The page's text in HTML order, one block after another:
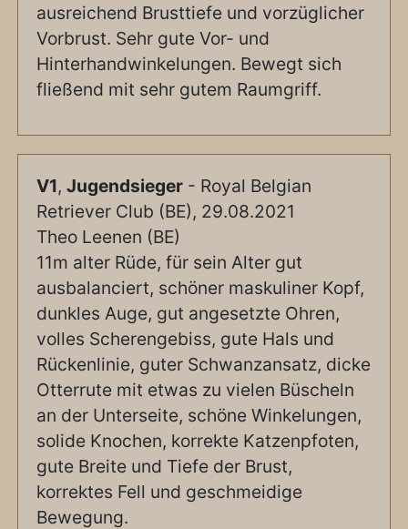
ausreichend Brusttiefe und vorzüglicher
Vorbrust. Sehr gute Vor- und
Hinterhandwinkelungen. Bewegt sich
fließend mit sehr gutem Raumgriff.
V1,Jugendsieger - Royal Belgian
Retriever Club (BE), 29.08.2021
Theo Leenen (BE)
11m alter Rüde, für sein Alter gut
ausbalanciert, schöner maskuliner Kopf,
dunkles Auge, gut angesetzte Ohren,
volles Scherengebiss, gute Hals und
Rückenlinie, guter Schwanzansatz, dicke
Otterrute mit etwas zu vielen Büscheln
an der Unterseite, schöne Winkelungen,
solide Knochen, korrekte Katzenpfoten,
gute Breite und Tiefe der Brust,
korrektes Fell und geschmeidige
Bewegung.